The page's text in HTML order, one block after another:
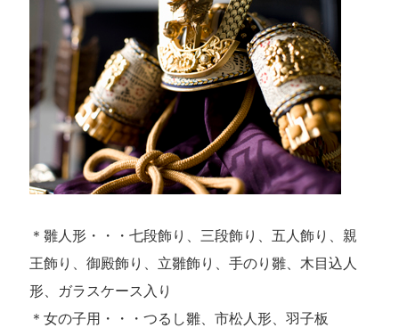
＊雛人形・・・七段飾り、三段飾り、五人飾り、親
王飾り、御殿飾り、立雛飾り、手のり雛、木目込人
形、ガラスケース入り
＊女の子用・・・つるし雛、市松人形、羽子板